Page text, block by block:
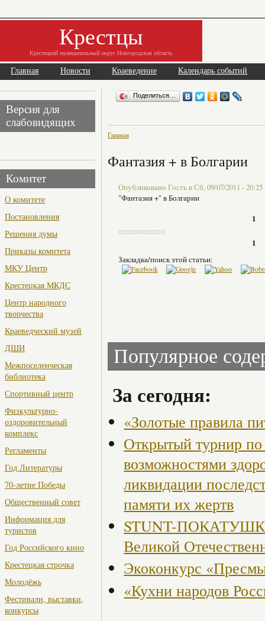
Крестцы
Крестецкий муниципальный округ Новгородская область
Главная Новости Краеведение Календарь событий
Версия для
слабовидящих
Комитет
О комитете
Постановления
Решения думы
Приказы комитета
МКУ Центр
Крестецкая МКДС
Центр народного
творчества
Краеведческий музей
ДШИ
Межпоселенческая
библиотека
Спортивный центр
Физкультурно-
оздоровительный
комплекс
Регламенты
Год Литературы
70-летие Победы
Общественный совет
Информация для
туристов
Год Российского кино
Крестецкая строчка
Молодёжь
Фестивали, выставки,
конкурсы
Поделиться…
Главная
Фантазия + в Болгарии
Опубликовано Гость в Сб, 09/07/2011 - 20:25
"Фантазия +" в Болгарии
1
1
Закладка/поиск этой статьи:
Популярное
За сегодня:
«Золотые правила
Открытый турнир
возможностями
ликвидации
памяти их жертв
STUNT-
Великой
Экоконкурс
«Кухни народов